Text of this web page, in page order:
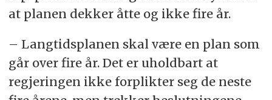
at planen dekker åtte og ikke fire år.
– Langtidsplanen skal være en plan som
går over fire år. Det er uholdbart at
regjeringen ikke forplikter seg de neste